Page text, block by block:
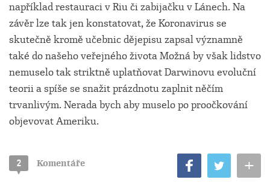
například restauraci v Riu či zabijačku v Lánech. Na
závěr lze tak jen konstatovat, že Koronavirus se
skutečně kromě učebnic dějepisu zapsal významně
také do našeho veřejného života Možná by však lidstvo
nemuselo tak striktně uplatňovat Darwinovu evoluční
teorii a spíše se snažit prázdnotu zaplnit něčím
trvanlivým. Nerada bych aby muselo po proočkování
objevovat Ameriku.
2 Komentáře +